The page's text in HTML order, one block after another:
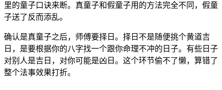
里的童子口诀来断。真童子和假童子用的方法完全不同，假童
子送了反而添乱。
确认是真童子之后，师傅要择日。择日不是随便挑个黄道吉
日，是要根据你的八字找一个跟你命理不冲的日子。有些日子
对别人是吉日，对你可能是凶日。这个环节偷不了懒，算错了
整个法事效果打折。